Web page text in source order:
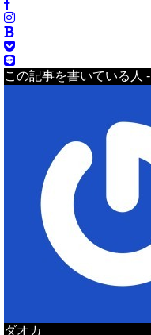
この記事を書いている人 -
ダオカ